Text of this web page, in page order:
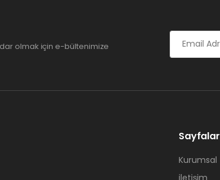
olmak için e-bültenimize
Sayfalar
Kurumsal
iletişim